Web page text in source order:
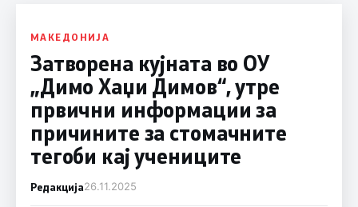
МАКЕДОНИЈА
Затворена кујната во ОУ
„Димо Хаџи Димов“, утре
првични информации за
причините за стомачните
тегоби кај учениците
Редакција26.11.2025